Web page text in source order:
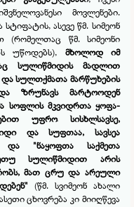
მოვლენები.
ასევე წმ. სიმეონ
(რომელთაც წმ. სიმეონი
უწოდებს),
მხოლოდ იმ
სულიწმიდის მადლით
სულთქმათა მარწუხების
ზრუნავს მარტოოდენ
სოფლის მკვიდრთა ყოფა-
უფრო სისხლსავსე,
და სუფთაა, სავსეა
"ნაყოფთა საქმეთა
სულიწმიდით არის
მათ ცრუ და არეული
(წმ. სვიმეონ ახალი
ცხოვრება კი მიიღწევა